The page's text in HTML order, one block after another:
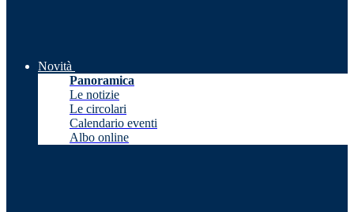
Novità
Panoramica
Le notizie
Le circolari
Calendario eventi
Albo online